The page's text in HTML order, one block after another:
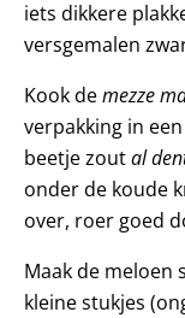
iets dikkere
versgemalen
Kook demezze
verpakking in
beetje zoutal
onder de koude
over, roer goed
Maak de meloen
kleine stukjes